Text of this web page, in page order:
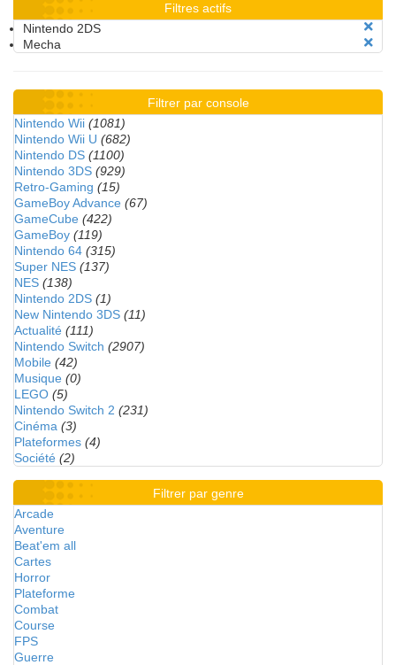
Filtres actifs
Nintendo 2DS
Mecha
Filtrer par console
Nintendo Wii (1081)
Nintendo Wii U (682)
Nintendo DS (1100)
Nintendo 3DS (929)
Retro-Gaming (15)
GameBoy Advance (67)
GameCube (422)
GameBoy (119)
Nintendo 64 (315)
Super NES (137)
NES (138)
Nintendo 2DS (1)
New Nintendo 3DS (11)
Actualité (111)
Nintendo Switch (2907)
Mobile (42)
Musique (0)
LEGO (5)
Nintendo Switch 2 (231)
Cinéma (3)
Plateformes (4)
Société (2)
Filtrer par genre
Arcade
Aventure
Beat'em all
Cartes
Horror
Plateforme
Combat
Course
FPS
Guerre